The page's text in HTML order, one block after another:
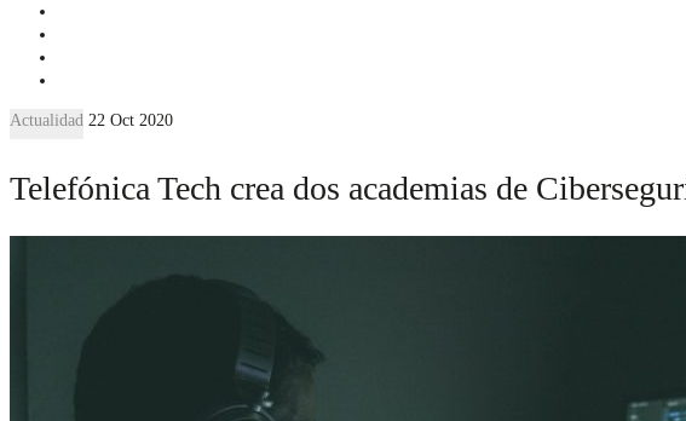
Actualidad 22 Oct 2020
Telefónica Tech crea dos academias de